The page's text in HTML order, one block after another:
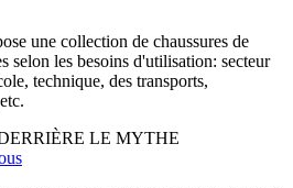
une collection de chaussures de
selon les besoins d'utilisation: secteur
technique, des transports,
LE MYTHE